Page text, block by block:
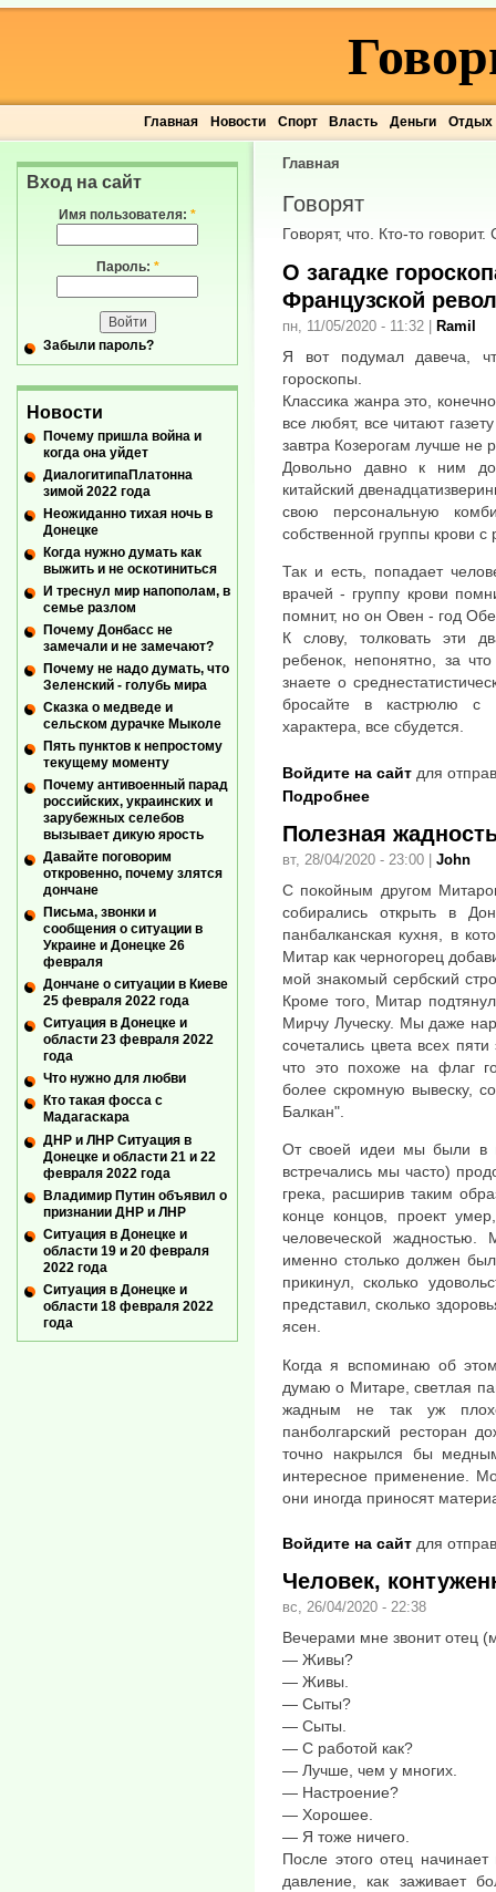
Главная Новости Спорт Власть Деньги Отдых
Главная
Говорят
Говорят, что. Кто-то
О загадке
Французской
пн, 11/05/2020 - 11:32 | Ramil
Я вот подумал давеча,
гороскопы.
Классика жанра это,
все любят, все читают
завтра Козерогам лучше не
Довольно давно к ним
китайский
свою персональную
собственной группы крови с
Так и есть, попадает
врачей - группу крови
помнит, но он Овен - год
К слову, толковать эти
ребенок, непонятно, за
знаете о
бросайте в кастрюлю с
характера, все сбудется.
Войдите на сайт для
Подробнее
Полезная
вт, 28/04/2020 - 23:00 | John
С покойным другом
собирались открыть в
панбалканская кухня, в
Митар как черногорец
мой знакомый сербский
Кроме того, Митар
Мирчу Луческу. Мы даже
сочетались цвета всех
что это похоже на флаг
более скромную вывеску,
Балкан".
От своей идеи мы были в
встречались мы часто)
грека, расширив таким
конце концов, проект
человеческой
именно столько должен
прикинул, сколько
представил, сколько
ясен.
Когда я вспоминаю об
думаю о Митаре, светлая
жадным не так уж
панболгарский ресторан
точно накрылся бы
интересное применение.
они иногда приносят
Войдите на сайт для
Человек,
вс, 26/04/2020 - 22:38
Вечерами мне звонит отец
— Живы?
— Живы.
— Сыты?
— Сыты.
— С работой как?
— Лучше, чем у многих.
— Настроение?
— Хорошее.
— Я тоже ничего.
После этого отец
давление, как заживает
Вход на сайт
Имя пользователя: *
Пароль: *
Забыли пароль?
Новости
Почему пришла война и
когда она уйдет
ДиалогитипаПлатонна
зимой 2022 года
Неожиданно тихая ночь в
Донецке
Когда нужно думать как
выжить и не оскотиниться
И треснул мир напополам, в
семье разлом
Почему Донбасс не
замечали и не замечают?
Почему не надо думать, что
Зеленский - голубь мира
Сказка о медведе и
сельском дурачке Мыколе
Пять пунктов к непростому
текущему моменту
Почему антивоенный парад
российских, украинских и
зарубежных селебов
вызывает дикую ярость
Давайте поговорим
откровенно, почему злятся
дончане
Письма, звонки и
сообщения о ситуации в
Украине и Донецке 26
февраля
Дончане о ситуации в Киеве
25 февраля 2022 года
Ситуация в Донецке и
области 23 февраля 2022
года
Что нужно для любви
Кто такая фосса с
Мадагаскара
ДНР и ЛНР Ситуация в
Донецке и области 21 и 22
февраля 2022 года
Владимир Путин объявил о
признании ДНР и ЛНР
Ситуация в Донецке и
области 19 и 20 февраля
2022 года
Ситуация в Донецке и
области 18 февраля 2022
года